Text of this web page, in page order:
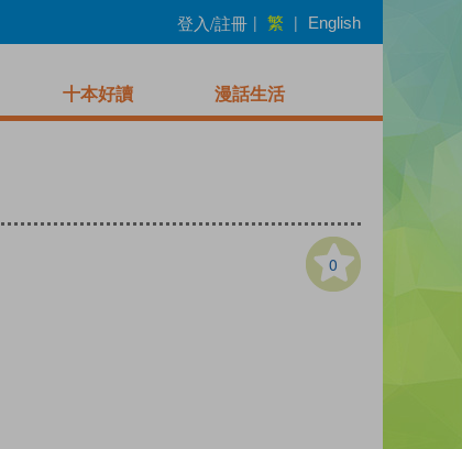
登入/註冊 | 繁 | English
十本好讀 漫話生活
0